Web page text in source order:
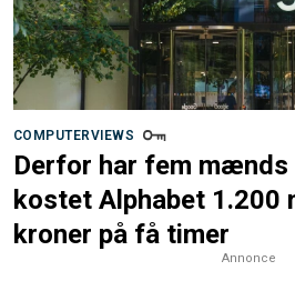
COMPUTERVIEWS
Derfor har fem
kostet Alphabet 1.200
kroner på få timer
Annonce